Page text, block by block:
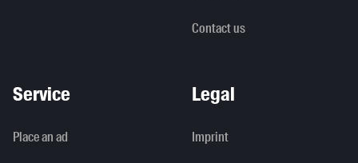
Contact us
Service
Place an ad
Legal
Imprint